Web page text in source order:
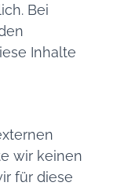
Bei
Inhalte
wir keinen
für diese